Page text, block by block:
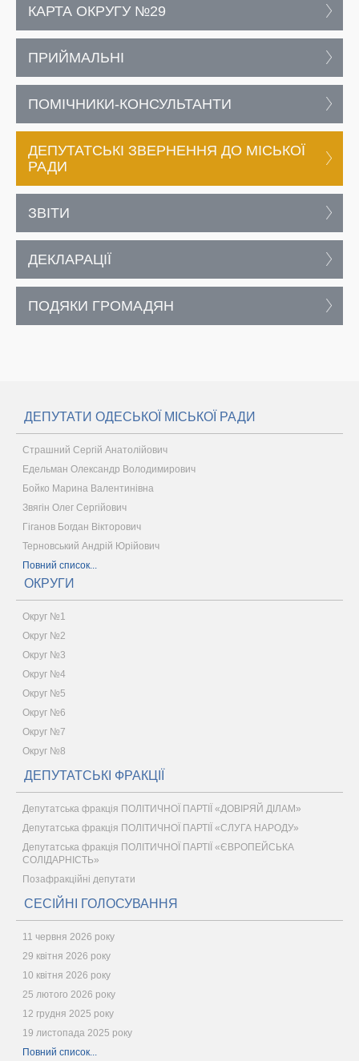
КАРТА ОКРУГУ №29
ПРИЙМАЛЬНІ
ПОМІЧНИКИ-КОНСУЛЬТАНТИ
ДЕПУТАТСЬКІ ЗВЕРНЕННЯ ДО МІСЬКОЇ
РАДИ
ЗВІТИ
ДЕКЛАРАЦІЇ
ПОДЯКИ ГРОМАДЯН
ДЕПУТАТИ ОДЕСЬКОЇ МІСЬКОЇ РАДИ
Страшний Сергій Анатолійович
Едельман Олександр Володимирович
Бойко Марина Валентинівна
Звягін Олег Сергійович
Гіганов Богдан Вікторович
Терновський Андрій Юрійович
Повний список...
ОКРУГИ
Округ №1
Округ №2
Округ №3
Округ №4
Округ №5
Округ №6
Округ №7
Округ №8
ДЕПУТАТСЬКІ ФРАКЦІЇ
Депутатська фракція ПОЛІТИЧНОЇ ПАРТІЇ «ДОВІРЯЙ ДІЛАМ»
Депутатська фракція ПОЛІТИЧНОЇ ПАРТІЇ «СЛУГА НАРОДУ»
Депутатська фракція ПОЛІТИЧНОЇ ПАРТІЇ «ЄВРОПЕЙСЬКА
СОЛІДАРНІСТЬ»
Позафракційні депутати
СЕСІЙНІ ГОЛОСУВАННЯ
11 червня 2026 року
29 квітня 2026 року
10 квітня 2026 року
25 лютого 2026 року
12 грудня 2025 року
19 листопада 2025 року
Повний список...